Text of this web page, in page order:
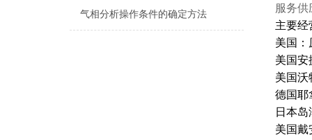
气相分析操作条件的确定方法
服务供
主要经
美国：
美国安
美国沃
德国耶
日本
美国戴